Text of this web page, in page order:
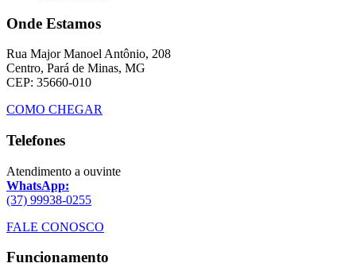
Onde Estamos
Rua Major Manoel Antônio, 208
Centro, Pará de Minas, MG
CEP: 35660-010
COMO CHEGAR
Telefones
Atendimento a ouvinte
WhatsApp:
(37) 99938-0255
FALE CONOSCO
Funcionamento